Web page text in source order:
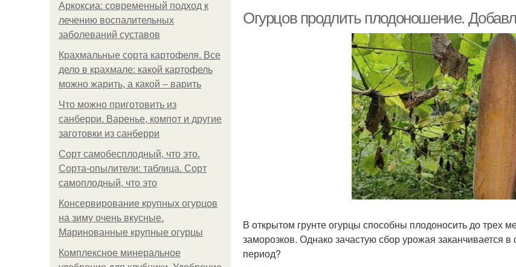
Аркоксиа: современный подход к
лечению воспалительных
заболеваний суставов
Крахмальные сорта картофеля. Все
дело в крахмале: какой картофель
можно жарить, а какой – варить
Что можно приготовить из
санберри. Варенье, компот и другие
заготовки из санберри
Сорт самобесплодный, что это.
Сорта-опылители: таблица. Сорт
самоплодный, что это
Консервирование крупных огурцов
на зиму очень вкусные.
Маринованные крупные огурцы
Комплексное минеральное
Огурцов продлить плодоношение.
В открытом грунте огурцы способны плодоносить до трех
заморозков. Однако зачастую сбор урожая заканчивается
период?